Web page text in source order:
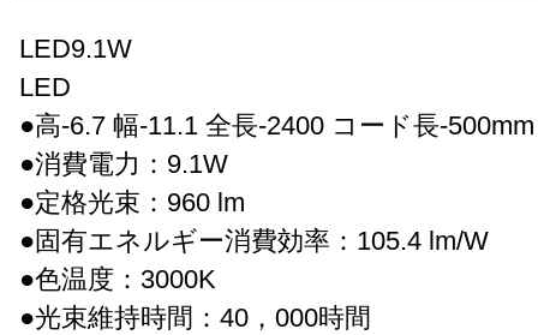
LED9.1W
LED
●高-6.7 幅-11.1 全長-2400 コード長-
●消費電力：9.1W
●定格光束：960 lm
●固有エネルギー消費効率：105.4 lm/W
●色温度：3000K
●光束維持時間：40，000時間